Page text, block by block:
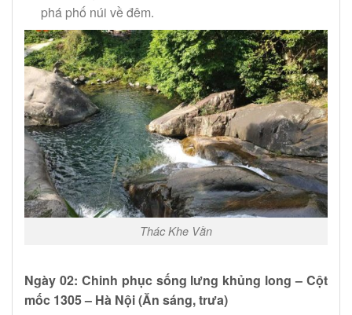
phá phố núi về đêm.
Thác Khe Vằn
Ngày 02: Chinh phục sống lưng khủng long – Cột
mốc 1305 – Hà Nội (Ăn sáng, trưa)